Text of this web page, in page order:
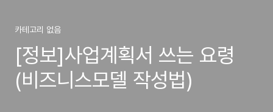
카테고리 없음
[정보]사업계획서 쓰는 요령
(비즈니스모델 작성법)